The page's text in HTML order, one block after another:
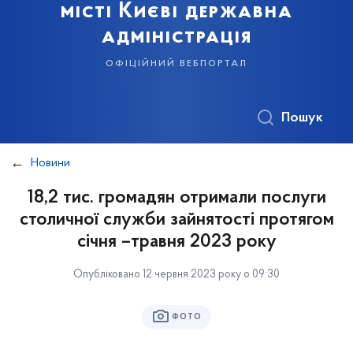
місті Києві державна
адміністрація
офіційний вебпортал
Пошук
Новини
18,2 тис. громадян отримали послуги
столичної служби зайнятості протягом
січня –травня 2023 року
Опубліковано 12 червня 2023 року о 09:30
ФОТО